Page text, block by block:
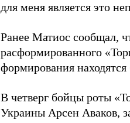
для меня является это
Ранее Матиос сообщал,
расформированного
формирования находятся
В четверг бойцы роты
Украины Арсен Аваков,